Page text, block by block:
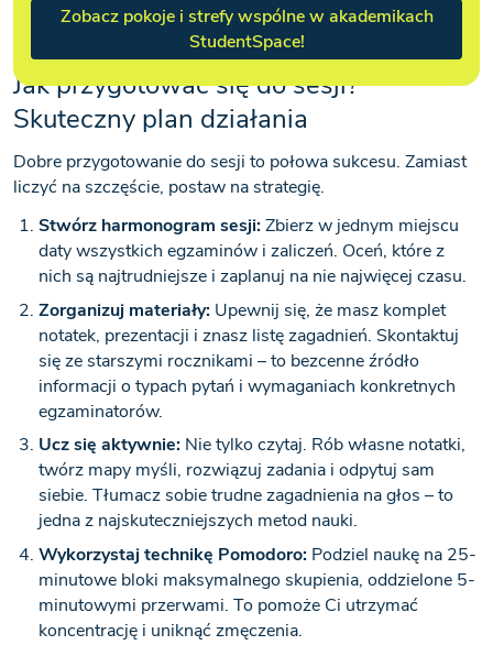
Zobacz pokoje i strefy wspólne w akademikach
StudentSpace!
Jak przygotować się do sesji?
Skuteczny plan działania
Dobre przygotowanie do sesji to połowa sukcesu. Zamiast
liczyć na szczęście, postaw na strategię.
Stwórz harmonogram sesji:Zbierz w jednym miejscu
daty wszystkich egzaminów i zaliczeń. Oceń, które z
nich są najtrudniejsze i zaplanuj na nie najwięcej czasu.
Zorganizuj materiały: Upewnij się, że masz komplet
notatek, prezentacji i znasz listę zagadnień. Skontaktuj
się ze starszymi rocznikami – to bezcenne źródło
informacji o typach pytań i wymaganiach konkretnych
egzaminatorów.
Ucz się aktywnie: Nie tylko czytaj. Rób własne notatki,
twórz mapy myśli, rozwiązuj zadania i odpytuj sam
siebie. Tłumacz sobie trudne zagadnienia na głos – to
jedna z najskuteczniejszych metod nauki.
Wykorzystaj technikę Pomodoro: Podziel naukę na 25-
minutowe bloki maksymalnego skupienia, oddzielone 5-
minutowymi przerwami. To pomoże Ci utrzymać
koncentrację i uniknąć zmęczenia.